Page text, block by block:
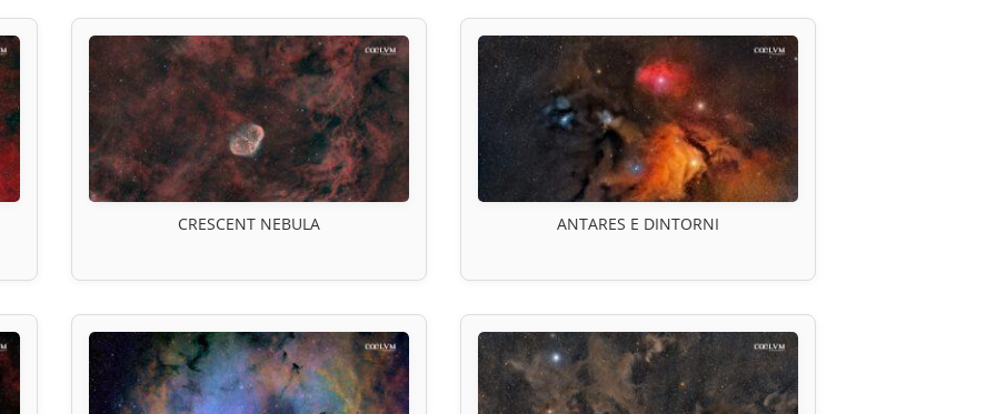
CRESCENT NEBULA ANTARES E DINTORNI